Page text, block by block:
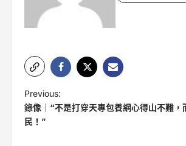
P
o
Previous:
錄像｜“不是打穿天專包養網心得山不難，
民！”